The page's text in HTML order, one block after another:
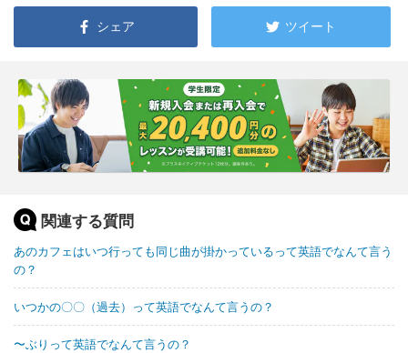
シェア ツイート
関連する質問
あのカフェはいつ行っても同じ曲が掛かっているって英語でなんて言う
の？
いつかの〇〇（過去）って英語でなんて言うの？
〜ぶりって英語でなんて言うの？